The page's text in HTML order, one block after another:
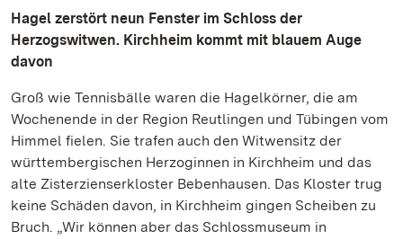
Hagel zerstört neun Fenster im Schloss der
Herzogswitwen. Kirchheim kommt mit blauem Auge
davon
Groß wie Tennisbälle waren die Hagelkörner, die am
Wochenende in der Region Reutlingen und Tübingen vom
Himmel fielen. Sie trafen auch den Witwensitz der
württembergischen Herzoginnen in Kirchheim und das
alte Zisterzienserkloster Bebenhausen. Das Kloster trug
keine Schäden davon, in Kirchheim gingen Scheiben zu
Bruch. „Wir können aber das Schlossmuseum in